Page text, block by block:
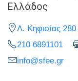
Ελλάδος
Λ. Κηφισίας
210 6891101
info@sfee.gr